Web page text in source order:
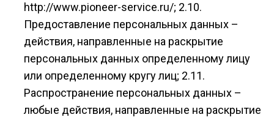
http://www.pioneer-service.ru/; 2.10.
Предоставление персональных данных –
действия, направленные на раскрытие
персональных данных определенному лицу
или определенному кругу лиц; 2.11.
Распространение персональных данных –
любые действия, направленные на раскрытие